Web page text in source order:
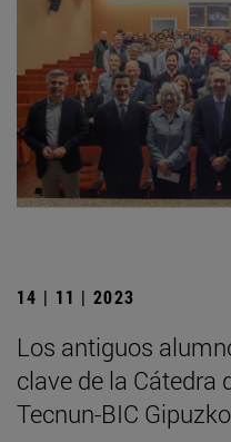
14 | 11 | 2023
Los antiguos
clave de la Cátedra
Tecnun-BIC